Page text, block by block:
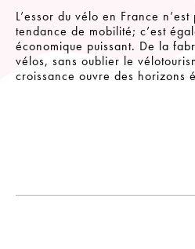
L’essor du vélo en France
tendance de mobilité; c’est
économique puissant. De la
vélos, sans oublier le
croissance ouvre des horizons